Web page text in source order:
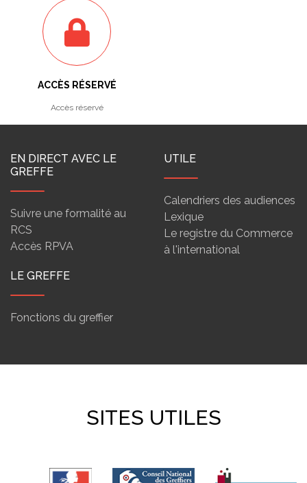
ACCÈS RÉSERVÉ
Accès réservé
EN DIRECT AVEC LE
GREFFE
Suivre une formalité au
RCS
Accès RPVA
UTILE
Calendriers des audiences
Lexique
Le registre du Commerce
à l'international
LE GREFFE
Fonctions du greffier
SITES UTILES